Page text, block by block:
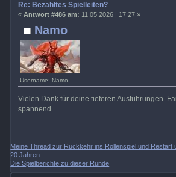
Namo
Username: Namo
Re: Bezahltes Spielleiten?
« Antwort #486 am: 11.05.2026 | 17:27 »
Vielen Dank für deine tieferen Ausführungen.
spannend.
Meine Thread zur Rückkehr ins Rollenspiel und Restart
20 Jahren
Die Spielberichte zu dieser Runde